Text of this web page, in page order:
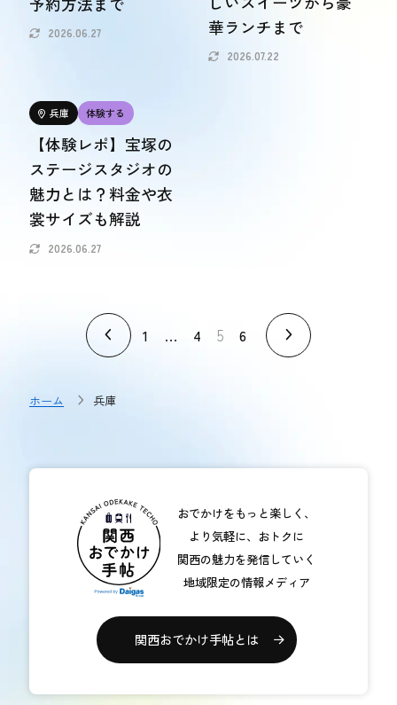
2026.06.27
華ランチまで
2026.07.22
兵庫 体験する
【体験レポ】宝塚の
ステージスタジオの
魅力とは？料金や衣
裳サイズも解説
2026.06.27
1 … 4 5 6
ホーム 兵庫
おでかけをもっと楽しく、
より気軽に、おトクに
関西の魅力を発信していく
地域限定の情報メディア
関西おでかけ手帖とは